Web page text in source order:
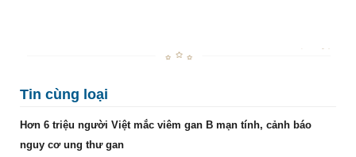
Tin cùng loại
Hơn 6 triệu người Việt mắc viêm gan B mạn tính, cảnh báo
nguy cơ ung thư gan